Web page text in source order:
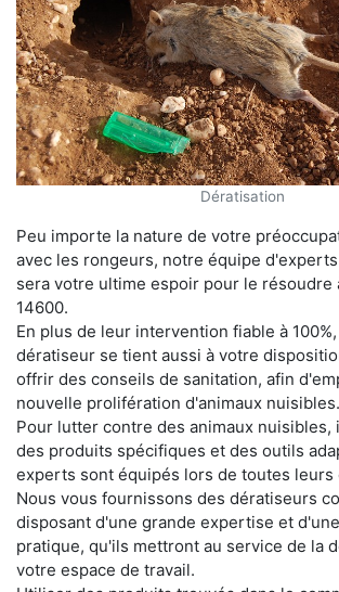
Dératisation
Peu importe la nature de votre
avec les rongeurs, notre équipe
sera votre ultime espoir pour le résoudre
14600.
En plus de leur intervention fiable à
dératiseur se tient aussi à votre
offrir des conseils de sanitation, afin
nouvelle prolifération d'animaux nuisibles.
Pour lutter contre des animaux nuisibles,
des produits spécifiques et des outils
experts sont équipés lors de toutes leurs
Nous vous fournissons des dératiseurs
disposant d'une grande expertise et
pratique, qu'ils mettront au service de la
votre espace de travail.